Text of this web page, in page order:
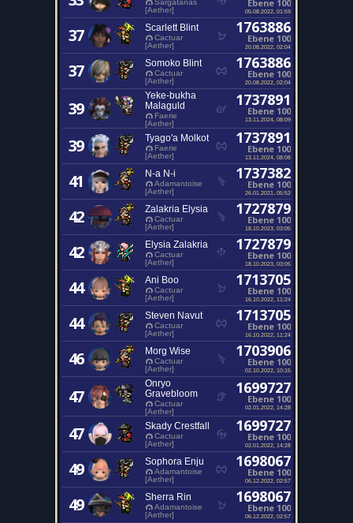
Sargatanas
[Aether]
Ebene 100
05.08.2022, 01:59
37 Scarlett Blint
Cactuar
[Aether]
1763886
Ebene 100
20.08.2022, 02:04
37 Somoko Blint
Cactuar
[Aether]
1763886
Ebene 100
20.08.2022, 02:04
39
Yeke-bukha
Malaguld
Faerie
[Aether]
1737891
Ebene 100
13.11.2024, 08:09
39 Tyago'a Molkot
Faerie
[Aether]
1737891
Ebene 100
13.11.2024, 08:08
41 N-a N-i
Adamantoise
[Aether]
1737382
Ebene 100
26.01.2021, 05:52
42 Zalakria Elysia
Cactuar
[Aether]
1727879
Ebene 100
18.10.2023, 03:05
42 Elysia Zalakria
Cactuar
[Aether]
1727879
Ebene 100
18.10.2023, 03:05
44 Ani Boo
Cactuar
[Aether]
1713705
Ebene 100
16.10.2022, 11:24
44 Steven Navut
Cactuar
[Aether]
1713705
Ebene 100
16.10.2022, 11:24
46 Morg Wise
Cactuar
[Aether]
1703906
Ebene 100
02.10.2022, 10:15
47
Onryo
Gravebloom
Cactuar
[Aether]
1699727
Ebene 100
02.01.2022, 14:28
47 Skady Crestfall
Cactuar
[Aether]
1699727
Ebene 100
02.01.2022, 14:28
49 Sophora Enju
Adamantoise
[Aether]
1698067
Ebene 100
06.12.2022, 02:57
49 Sherra Rin
Adamantoise
[Aether]
1698067
Ebene 100
06.12.2022, 02:57